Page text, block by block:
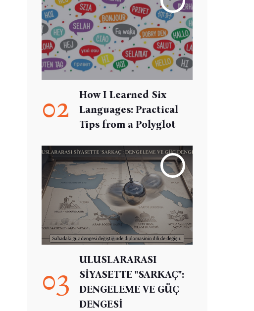
02
How I Learned Six
Languages: Practical
Tips from a Polyglot
03
ULUSLARARASI
SİYASETTE "SARKAÇ":
DENGELEME VE GÜÇ
DENGESİ